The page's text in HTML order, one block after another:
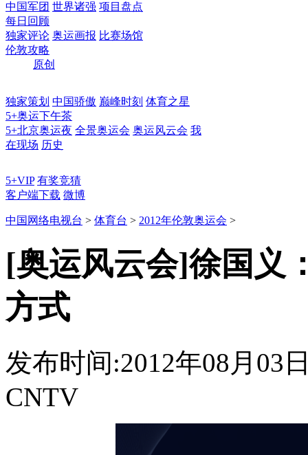
中国军团 世界诸强 项目盘点
每日回顾
独家评论 奥运画报 比赛场馆
伦敦攻略
原创
独家策划 中国骄傲 巅峰时刻 体育之星
5+奥运下午茶
5+北京奥运夜 全景奥运会 奥运风云会 我
在现场 历史
5+VIP 有奖竞猜
客户端下载 微博
中国网络电视台 > 体育台 > 2012年伦敦奥运会 >
[奥运风云会]徐国义
方式
发布时间:2012年08月03
CNTV